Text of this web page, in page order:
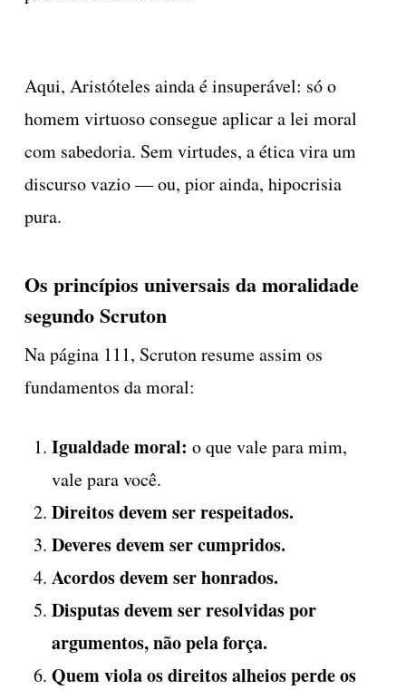
Aqui, Aristóteles ainda é insuperável: só o
homem virtuoso consegue aplicar a lei moral
com sabedoria. Sem virtudes, a ética vira um
discurso vazio — ou, pior ainda, hipocrisia
pura.
Os princípios universais da moralidade
segundo Scruton
Na página 111, Scruton resume assim os
fundamentos da moral:
Igualdade moral: o que vale para mim,
vale para você.
Direitos devem ser respeitados.
Deveres devem ser cumpridos.
Acordos devem ser honrados.
Disputas devem ser resolvidas por
argumentos, não pela força.
Quem viola os direitos alheios perde os